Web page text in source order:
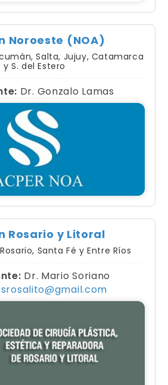
Noroeste (NOA)
Salta, Jujuy, Catamarca
y S. del Estero
Dr. Gonzalo Lamas
Rosario y Litoral
Santa Fé y Entre Ríos
Dr. Mario Soriano